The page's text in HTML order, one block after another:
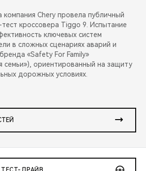
компания Chery провела публичный
кроссовера Tiggo 9. Испытание
ключевых систем
в сложных сценариях аварий и
«Safety For Family»
семьи»), ориентированный на защиту
дорожных условиях.